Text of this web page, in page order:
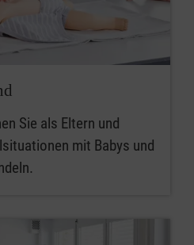
Sie als Eltern und
mit Babys und